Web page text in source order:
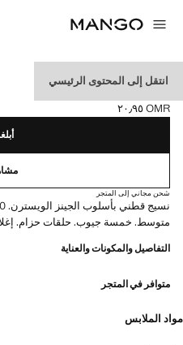
انتقل إلى المحتوى الرئيسي
جينز بقصة منتظمة
السعر الحالي [OMR ٢٠٫٩٥ ]
OMR ٢٠٫٩٥
حدد اللون
شحن مجاني إلى المتجر
متوسط. خمسة جيوب. حلقات حزام.
التفاصيل والمكونات والعناية
متوافر في المتجر
مواد الملابس